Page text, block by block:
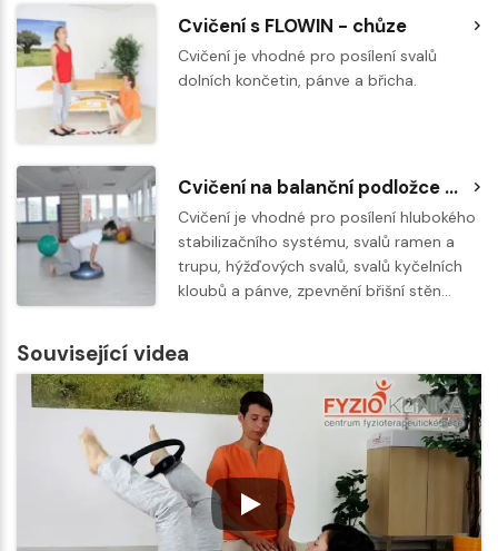
Cvičení s FLOWIN - chůze
Cvičení je vhodné pro posílení svalů
dolních končetin, pánve a břicha.
Cvičení na balanční podložce BOSU - zanožování na všech čyřech
Cvičení je vhodné pro posílení hlubokého
stabilizačního systému, svalů ramen a
trupu, hýžďových svalů, svalů kyčelních
kloubů a pánve, zpevnění břišní stěn…
Související videa